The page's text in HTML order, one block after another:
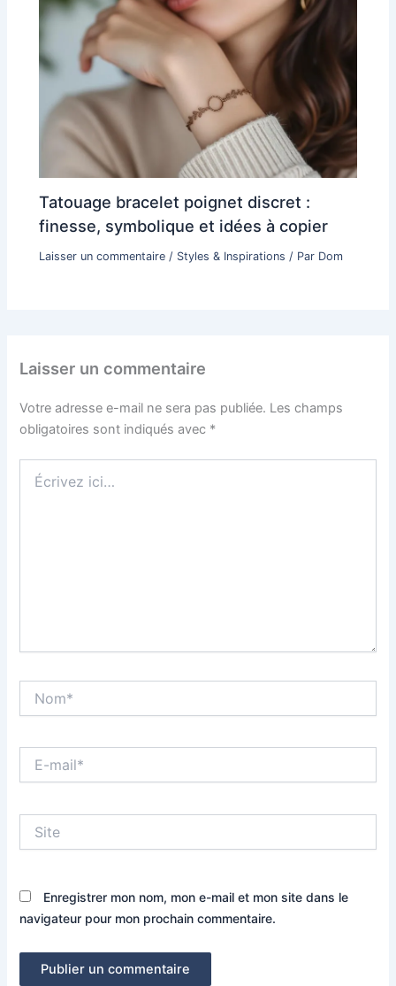
Tatouage bracelet poignet discret :
finesse, symbolique et idées à copier
Laisser un commentaire / Styles & Inspirations / Par Dom
Laisser un commentaire
Votre adresse e-mail ne sera pas publiée. Les champs
obligatoires sont indiqués avec *
ici…
mail*
Enregistrer mon nom, mon e-mail et mon site dans le
navigateur pour mon prochain commentaire.